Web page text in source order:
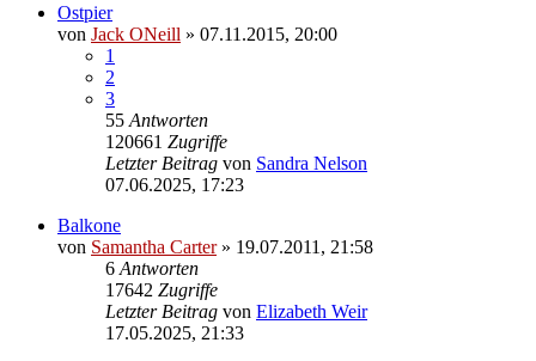
Ostpier
von Jack ONeill » 07.11.2015, 20:00
1
2
3
55 Antworten
120661 Zugriffe
Letzter Beitrag von Sandra Nelson
07.06.2025, 17:23
Balkone
von Samantha Carter» 19.07.2011, 21:58
6 Antworten
17642 Zugriffe
Letzter Beitrag von Elizabeth Weir
17.05.2025, 21:33